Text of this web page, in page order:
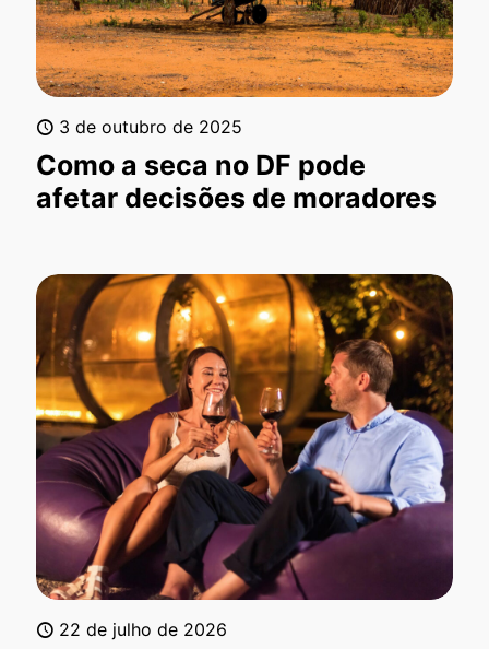
3 de outubro de 2025
Como a seca no DF pode
afetar decisões de moradores
22 de julho de 2026